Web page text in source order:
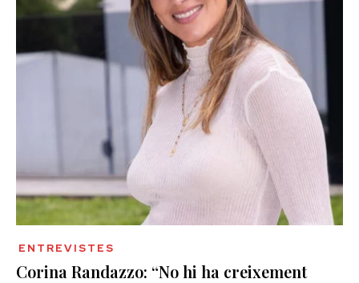
ENTREVISTES
Corina Randazzo: “No hi ha creixement